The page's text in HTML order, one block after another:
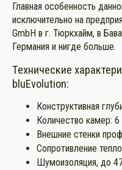
Главная особенность
исключительно на
GmbH в г. Тюркхайм, в
Германия и нигде больше.
Технические
bluEvolution:
Конструктивная
Количество камер: 6
Внешние стенки
Сопротивление
Шумоизоляция, до